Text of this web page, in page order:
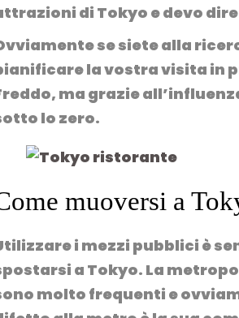
di Tokyo e devo
se sietealla
la vostra visita in
ma grazie
lo zero.
muoversi a
i mezzi pubblici è
a Tokyo. La
molto frequenti e